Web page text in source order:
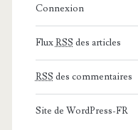
Connexion
FluxRSS des articles
RSS des commentaires
Site de WordPress-FR